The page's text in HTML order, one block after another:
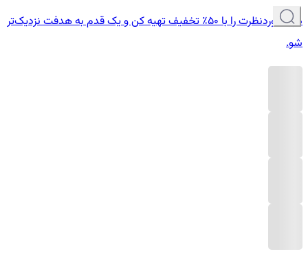
دوره موردنظرت را با ۵۰٪ تخفیف تهیه کن و یک قدم به هدفت نزدیک‌تر
شو.